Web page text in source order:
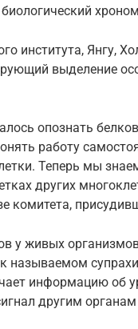
института, Янгу,
выделение
опознать
работу
Теперь мы
других
комитета,
у живых
называемом
информацию об
другим